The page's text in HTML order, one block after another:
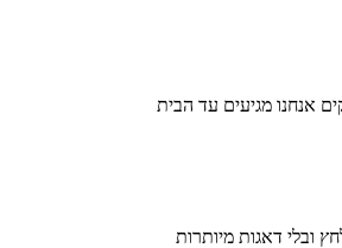
אנחנו מגיעים עד הבית
ובלי דאגות מיותרות